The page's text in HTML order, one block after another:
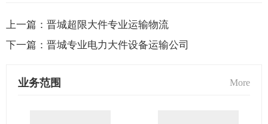
上一篇： 晋城超限大件专业运输物流
下一篇： 晋城专业电力大件设备运输公司
业务范围 More